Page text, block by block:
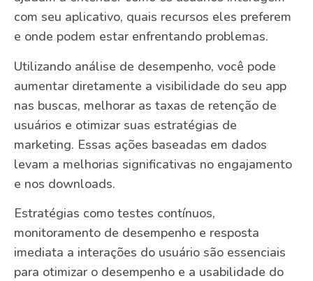
com seu aplicativo, quais recursos eles preferem
e onde podem estar enfrentando problemas.
Utilizando análise de desempenho, você pode
aumentar diretamente a visibilidade do seu app
nas buscas, melhorar as taxas de retenção de
usuários e otimizar suas estratégias de
marketing. Essas ações baseadas em dados
levam a melhorias significativas no engajamento
e nos downloads.
Estratégias como testes contínuos,
monitoramento de desempenho e resposta
imediata a interações do usuário são essenciais
para otimizar o desempenho e a usabilidade do